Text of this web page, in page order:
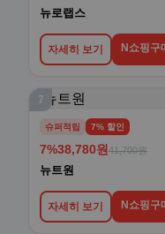
7%38,780원
자세히 보기 N쇼핑구
21% 할인
21%72,700원
자세히 보기 N쇼핑구